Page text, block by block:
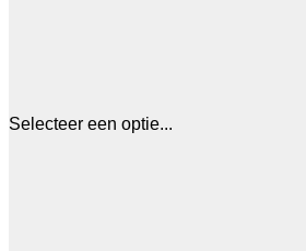
Selecteer een optie...